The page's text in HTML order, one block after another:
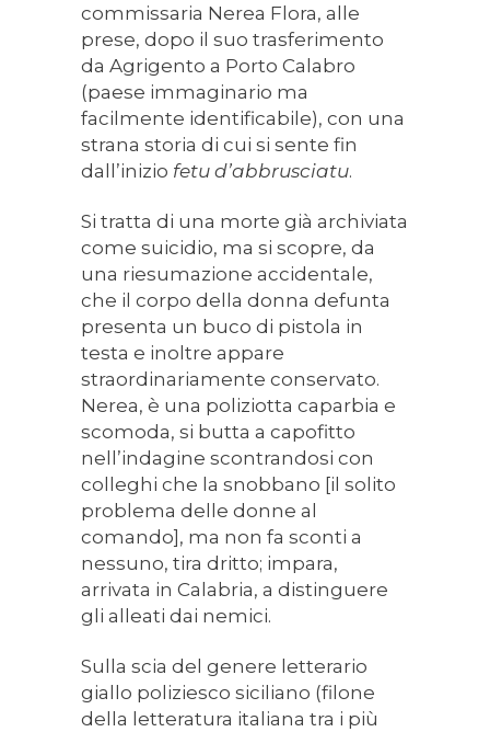
commissaria Nerea Flora, alle
prese, dopo il suo trasferimento
da Agrigento a Porto Calabro
(paese immaginario ma
facilmente identificabile), con una
strana storia di cui si sente fin
dall’inizio fetu d’abbrusciatu.
Si tratta di una morte già archiviata
come suicidio, ma si scopre, da
una riesumazione accidentale,
che il corpo della donna defunta
presenta un buco di pistola in
testa e inoltre appare
straordinariamente conservato.
Nerea, è una poliziotta caparbia e
scomoda, si butta a capofitto
nell’indagine scontrandosi con
colleghi che la snobbano [il solito
problema delle donne al
comando], ma non fa sconti a
nessuno, tira dritto; impara,
arrivata in Calabria, a distinguere
gli alleati dai nemici.
Sulla scia del genere letterario
giallo poliziesco siciliano (filone
della letteratura italiana tra i più